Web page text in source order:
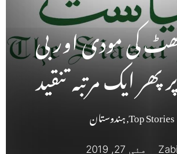
کی مودی اور بی
ایک مرتبہ تنقید
Top Stories
,ہندوستان
Zabi مئی 27, 2019